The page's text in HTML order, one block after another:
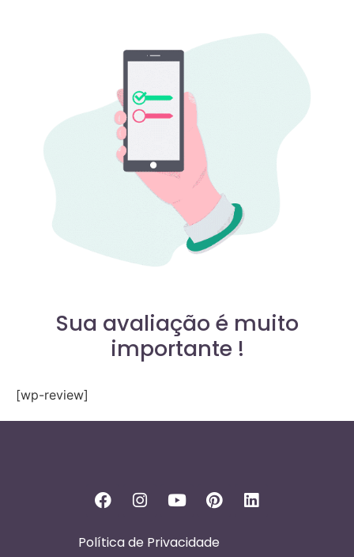
Sua avaliação é muito
importante !
[wp-review]
Política de Privacidade